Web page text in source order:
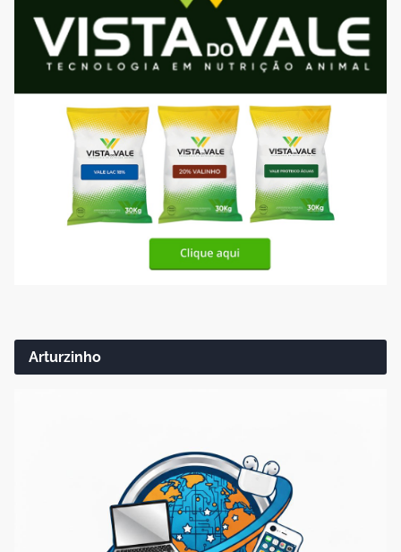
Arturzinho